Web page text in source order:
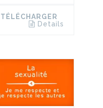
TÉLÉCHARGER
Details